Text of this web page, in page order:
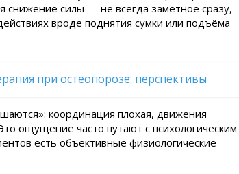
силы — не всегда заметное сразу,
вроде поднятия сумки или подъёма
при остеопорозе: перспективы
координация плохая, движения
ощущение часто путают с психологическим
есть объективные физиологические